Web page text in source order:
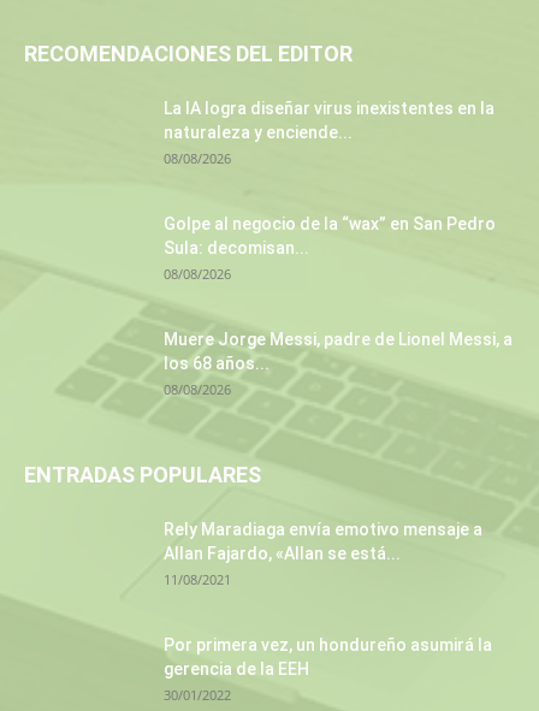
RECOMENDACIONES DEL EDITOR
La IA logra diseñar virus inexistentes en la
naturaleza y enciende...
08/08/2026
Golpe al negocio de la “wax” en San Pedro
Sula: decomisan...
08/08/2026
Muere Jorge Messi, padre de Lionel Messi, a
los 68 años...
08/08/2026
ENTRADAS POPULARES
Rely Maradiaga envía emotivo mensaje a
Allan Fajardo, «Allan se está...
11/08/2021
Por primera vez, un hondureño asumirá la
gerencia de la EEH
30/01/2022